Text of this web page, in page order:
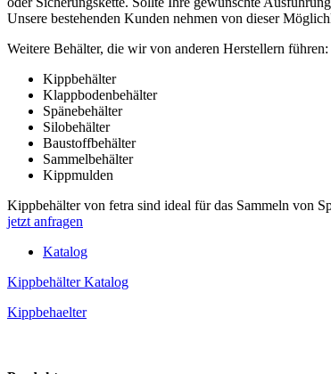
Unsere bestehenden Kunden nehmen von dieser
Weitere Behälter, die wir von anderen Herstellern führen:
Kippbehälter
Klappbodenbehälter
Spänebehälter
Silobehälter
Baustoffbehälter
Sammelbehälter
Kippmulden
Kippbehälter von fetra sind ideal für das Sammeln von
jetzt anfragen
Katalog
Kippbehälter Katalog
Kippbehaelter